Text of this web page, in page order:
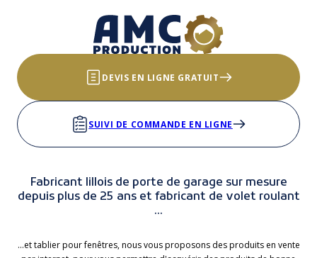
DEVIS EN LIGNE GRATUIT
SUIVI DE COMMANDE EN LIGNE
Fabricant lillois de porte de garage sur mesure
depuis plus de 25 ans et fabricant de volet roulant
...
...et tablier pour fenêtres, nous vous proposons des produits en vente